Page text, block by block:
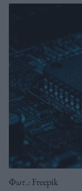
Φωτ.: Freepik